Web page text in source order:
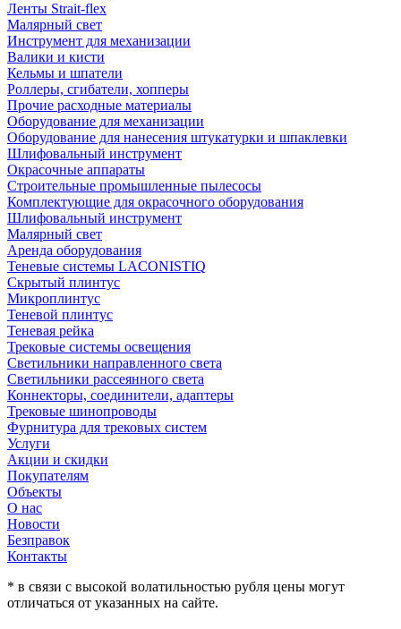
Ленты Strait-flex
Малярный свет
Инструмент для механизации
Валики и кисти
Кельмы и шпатели
Роллеры, сгибатели, хопперы
Прочие расходные материалы
Оборудование для механизации
Оборудование для нанесения штукатурки и шпаклевки
Шлифовальный инструмент
Окрасочные аппараты
Строительные промышленные пылесосы
Комплектующие для окрасочного оборудования
Шлифовальный инструмент
Малярный свет
Аренда оборудования
Теневые системы LACONISTIQ
Скрытый плинтус
Микроплинтус
Теневой плинтус
Теневая рейка
Трековые системы освещения
Светильники направленного света
Светильники рассеянного света
Коннекторы, соединители, адаптеры
Трековые шинопроводы
Фурнитура для трековых систем
Услуги
Акции и скидки
Покупателям
Объекты
О нас
Новости
Безправок
Контакты
* в связи с высокой волатильностью рубля цены могут
отличаться от указанных на сайте.